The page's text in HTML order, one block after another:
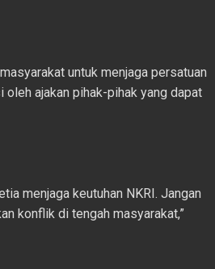
untuk menjaga persatuan
ajakan pihak-pihak yang dapat
menjaga keutuhan NKRI. Jangan
konflik di tengah masyarakat,”